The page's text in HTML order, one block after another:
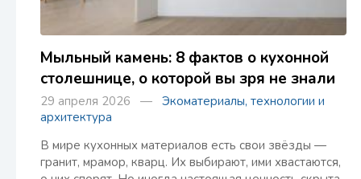
Мыльный камень: 8 фактов о кухонной
столешнице, о которой вы зря не знали
29 апреля 2026 — Экоматериалы, технологии и
архитектура
В мире кухонных материалов есть свои звёзды —
гранит, мрамор, кварц. Их выбирают, ими хвастаются,